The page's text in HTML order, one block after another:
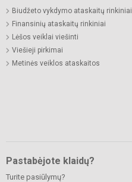
Biudžeto vykdymo ataskaitų rinkiniai
Finansinių ataskaitų rinkiniai
Lėšos veiklai viešinti
Viešieji pirkimai
Metinės veiklos ataskaitos
Pastabėjote klaidų?
Turite pasiūlymų?